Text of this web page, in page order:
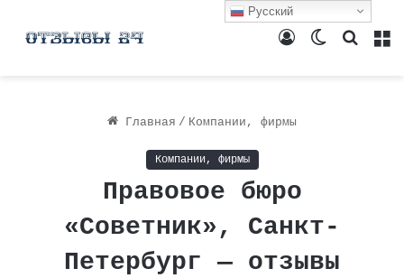
Поиск
Switch
Войти
Главная / Компании, фирмы
Компании, фирмы
Правовое бюро
«Советник», Санкт-
Петербург — отзывы
Русский